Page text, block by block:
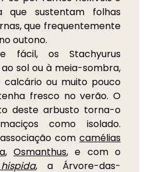
que sustentam folhas
que frequentemente
outono.
fácil, os Stachyurus
sol ou à meia-sombra,
calcário ou muito pouco
fresco no verão. O
deste arbusto torna-o
como isolado.
com camélias
,Osmanthus, e com o
, a Árvore-das-